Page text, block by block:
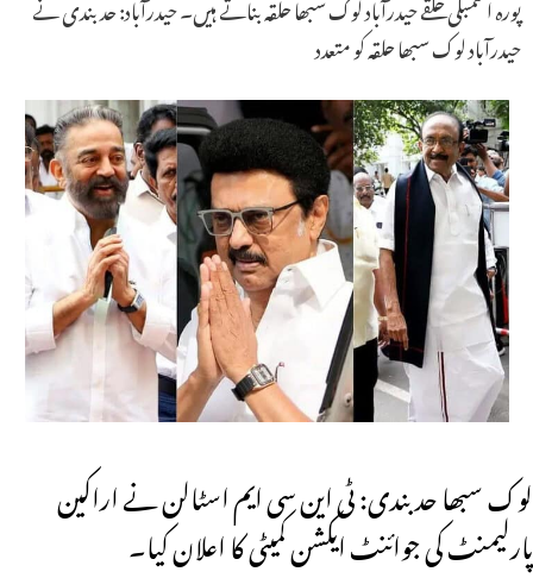
حیدرآباد لوک سبھا حلقہ کو متعدد
لوک سبھا حد بندی: ٹی این سی ایم اسٹالن نے اراکین
پارلیمنٹ کی جوائنٹ ایکشن کمیٹی کا اعلان کیا۔